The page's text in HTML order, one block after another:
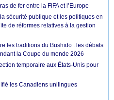
de fer entre la FIFA et l’Europe
sécurité publique et les politiques en
de réformes relatives à la gestion
les traditions du Bushido : les débats
la Coupe du monde 2026
temporaire aux États-Unis pour
les Canadiens unilingues